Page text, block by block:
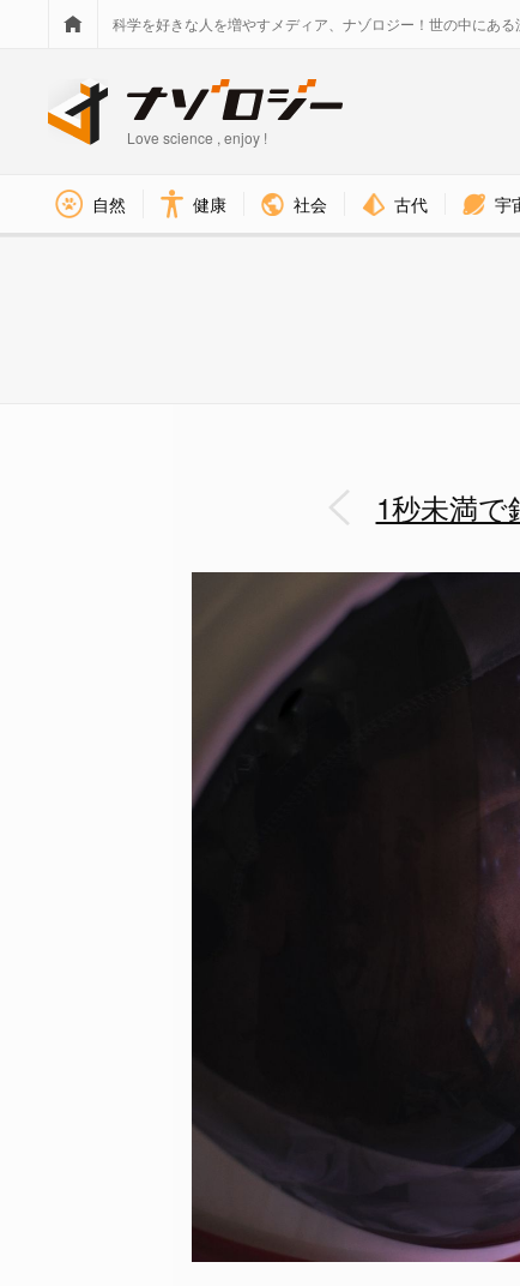
科学を好きな人を増やすメディア、ナゾロジー！世の中にある
Love science , enjoy !
自然 健康 社会 古代 宇
1秒未満で